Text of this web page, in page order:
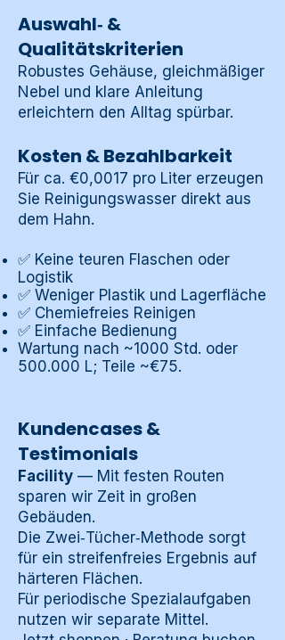
Auswahl‑ &
Qualitätskriterien
Robustes Gehäuse, gleichmäßiger
Nebel und klare Anleitung
erleichtern den Alltag spürbar.
Kosten & Bezahlbarkeit
Für ca. €0,0017 pro Liter erzeugen
Sie Reinigungswasser direkt aus
dem Hahn.
✅ Keine teuren Flaschen oder
Logistik
✅ Weniger Plastik und Lagerfläche
✅ Chemiefreies Reinigen
✅ Einfache Bedienung
Wartung nach ~1000 Std. oder
500.000 L; Teile ~€75.
Kundencases &
Testimonials
Facility — Mit festen Routen
sparen wir Zeit in großen
Gebäuden.
Die Zwei‑Tücher‑Methode sorgt
für ein streifenfreies Ergebnis auf
härteren Flächen.
Für periodische Spezialaufgaben
nutzen wir separate Mittel.